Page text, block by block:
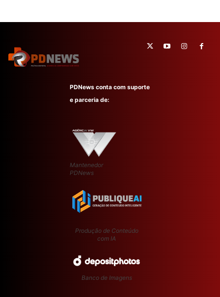
PDNews conta com suporte
e parceria de:
Mantenedor
PDNews
Produção de Conteúdo
com IA
Banco de Imagens